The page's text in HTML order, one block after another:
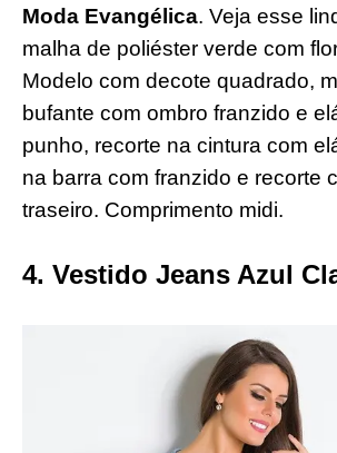
Moda Evangélica. Veja esse
malha de poliéster verde com
Modelo com decote quadrado,
bufante com ombro franzido e
punho, recorte na cintura com
na barra com franzido e recorte
traseiro. Comprimento midi.
4. Vestido Jeans Azul